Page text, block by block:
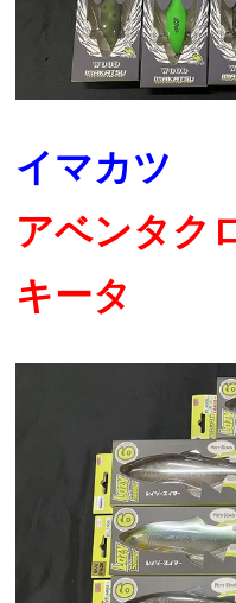
イマカツ
アベンタク
キータ